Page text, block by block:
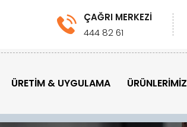
ÇAĞRI MERKEZİ
444 82 61
ÜRETİM & UYGULAMA ÜRÜNLERİMİZ